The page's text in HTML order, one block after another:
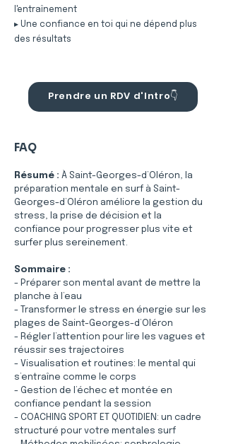
l'entraînement
▸ Une confiance en toi qui ne dépend plus
des résultats
Prendre un RDV d'Intro👇
FAQ
Résumé : À Saint-Georges-d’Oléron, la
préparation mentale en surf à Saint-
Georges-d’Oléron améliore la gestion du
stress, la prise de décision et la
confiance pour progresser plus vite et
surfer plus sereinement.
Sommaire :
- Préparer son mental avant de mettre la
planche à l’eau
- Transformer le stress en énergie sur les
plages de Saint-Georges-d’Oléron
- Régler l’attention pour lire les vagues et
réussir ses trajectoires
- Visualisation et routines: le mental qui
s’entraîne comme le corps
- Gestion de l’échec et montée en
confiance pendant la session
- COACHING SPORT ET QUOTIDIEN: un cadre
structuré pour votre mentales surf